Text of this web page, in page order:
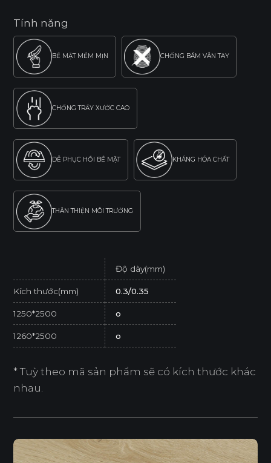
Tính năng
BỀ MẶT MỀM MỊN CHỐNG BÁM VÂN TAY
CHỐNG TRẦY XƯỚC CAO
DỄ PHỤC HỒI BỀ MẶT KHÁNG HÓA CHẤT
THÂN THIỆN MÔI TRƯỜNG
Độ dày(mm)
Kích thước(mm) 0.3/0.35
1250*2500 o
1260*2500 o
* Tuỳ theo mã sản phẩm sẽ có kích thước khác
nhau.